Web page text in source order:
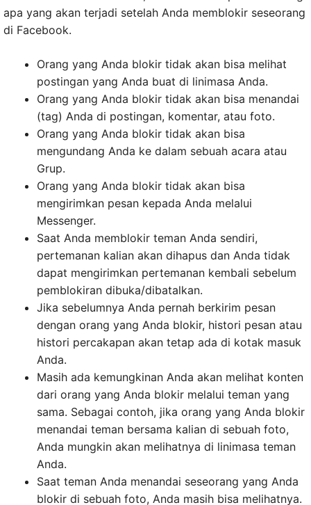
apa yang akan terjadi setelah Anda memblokir seseorang
di Facebook.
Orang yang Anda blokir tidak akan bisa melihat
postingan yang Anda buat di linimasa Anda.
Orang yang Anda blokir tidak akan bisa menandai
(tag) Anda di postingan, komentar, atau foto.
Orang yang Anda blokir tidak akan bisa
mengundang Anda ke dalam sebuah acara atau
Grup.
Orang yang Anda blokir tidak akan bisa
mengirimkan pesan kepada Anda melalui
Messenger.
Saat Anda memblokir teman Anda sendiri,
pertemanan kalian akan dihapus dan Anda tidak
dapat mengirimkan pertemanan kembali sebelum
pemblokiran dibuka/dibatalkan.
Jika sebelumnya Anda pernah berkirim pesan
dengan orang yang Anda blokir, histori pesan atau
histori percakapan akan tetap ada di kotak masuk
Anda.
Masih ada kemungkinan Anda akan melihat konten
dari orang yang Anda blokir melalui teman yang
sama. Sebagai contoh, jika orang yang Anda blokir
menandai teman bersama kalian di sebuah foto,
Anda mungkin akan melihatnya di linimasa teman
Anda.
Saat teman Anda menandai seseorang yang Anda
blokir di sebuah foto, Anda masih bisa melihatnya.